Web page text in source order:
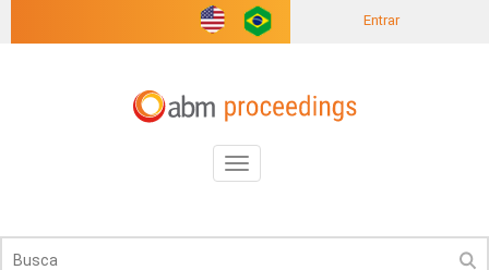
Entrar
Toggle
navigation